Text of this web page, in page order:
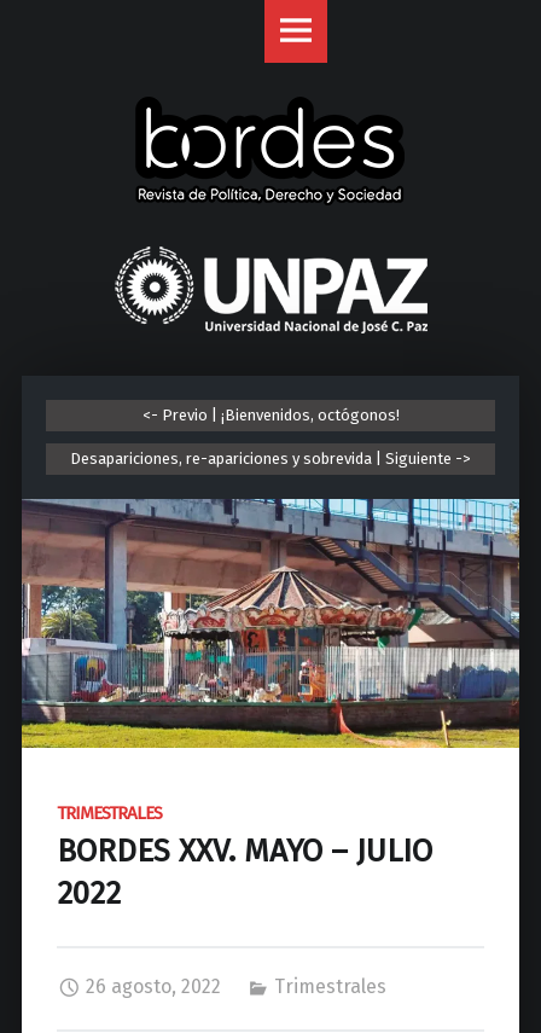
U
n
i
v
r
s
i
d
a
d
N
a
c
i
o
n
e
é
<- Previo | ¡Bienvenidos, octógonos!
Desapariciones, re-apariciones y sobrevida | Siguiente ->
TRIMESTRALES
BORDES XXV. MAYO – JULIO
2022
26 agosto, 2022 Trimestrales